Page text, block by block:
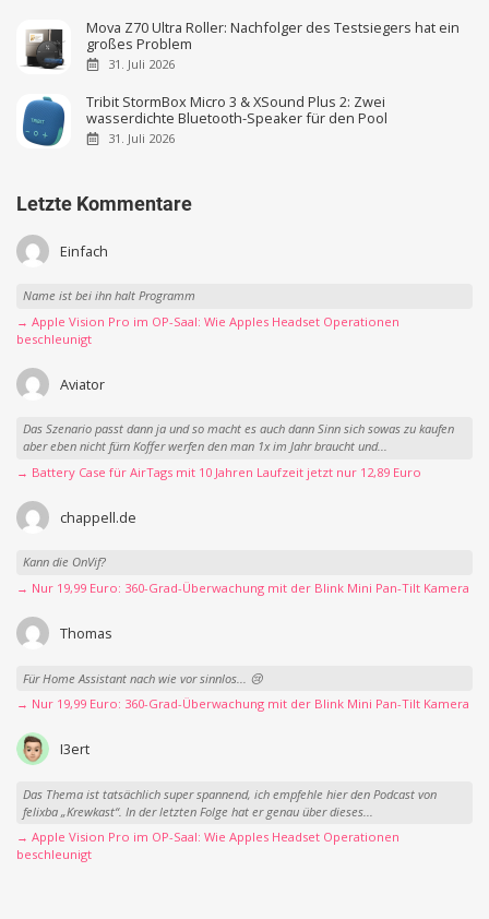
Mova Z70 Ultra Roller: Nachfolger des Testsiegers hat ein
großes Problem
31. Juli 2026
Tribit StormBox Micro 3 & XSound Plus 2: Zwei
wasserdichte Bluetooth-Speaker für den Pool
31. Juli 2026
Letzte Kommentare
Einfach
Name ist bei ihn halt Programm
→ Apple Vision Pro im OP-Saal: Wie Apples Headset Operationen
beschleunigt
Aviator
Das Szenario passt dann ja und so macht es auch dann Sinn sich sowas zu kaufen
aber eben nicht fürn Koffer werfen den man 1x im Jahr braucht und...
→ Battery Case für AirTags mit 10 Jahren Laufzeit jetzt nur 12,89 Euro
chappell.de
Kann die OnVif?
→ Nur 19,99 Euro: 360-Grad-Überwachung mit der Blink Mini Pan-Tilt Kamera
Thomas
Für Home Assistant nach wie vor sinnlos... 😢
→ Nur 19,99 Euro: 360-Grad-Überwachung mit der Blink Mini Pan-Tilt Kamera
I3ert
Das Thema ist tatsächlich super spannend, ich empfehle hier den Podcast von
felixba „Krewkast“. In der letzten Folge hat er genau über dieses...
→ Apple Vision Pro im OP-Saal: Wie Apples Headset Operationen
beschleunigt